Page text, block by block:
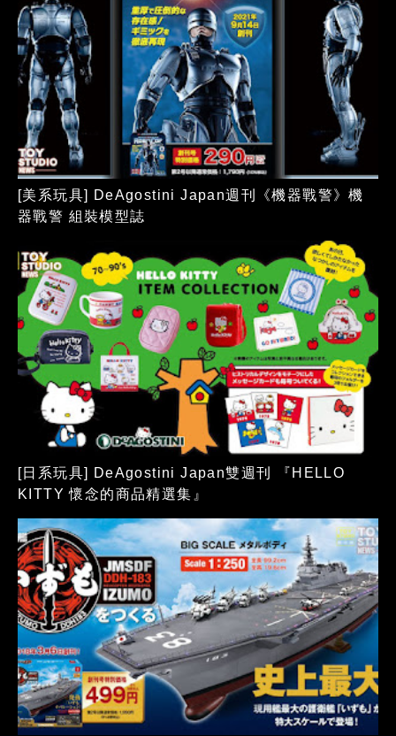
[美系玩具] DeAgostini Japan週刊《機器戰警》機
器戰警 組裝模型誌
[日系玩具] DeAgostini Japan雙週刊 『HELLO
KITTY 懷念的商品精選集』